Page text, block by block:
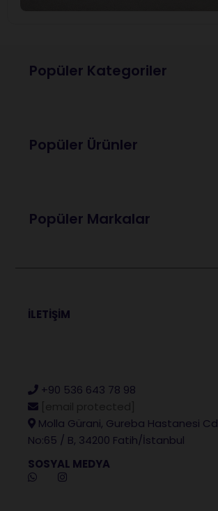
Popüler Kategoriler
Popüler Ürünler
Popüler Markalar
İLETİŞİM
+90 536 643 78 98
Molla Gürani, Gureba Hastanesi Cd
No:65 / B, 34200 Fatih/İstanbul
SOSYAL MEDYA